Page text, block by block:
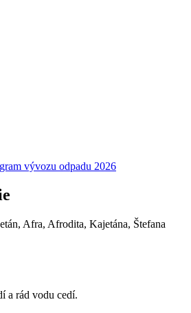
vývozu odpadu 2026
Afra, Afrodita, Kajetána, Štefana
a rád vodu cedí.